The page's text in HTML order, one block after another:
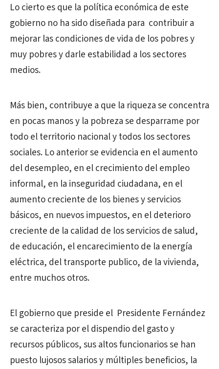
Lo cierto es que la política económica de este
gobierno no ha sido diseñada para contribuir a
mejorar las condiciones de vida de los pobres y
muy pobres y darle estabilidad a los sectores
medios.
Más bien, contribuye a que la riqueza se concentra
en pocas manos y la pobreza se desparrame por
todo el territorio nacional y todos los sectores
sociales. Lo anterior se evidencia en el aumento
del desempleo, en el crecimiento del empleo
informal, en la inseguridad ciudadana, en el
aumento creciente de los bienes y servicios
básicos, en nuevos impuestos, en el deterioro
creciente de la calidad de los servicios de salud,
de educación, el encarecimiento de la energía
eléctrica, del transporte publico, de la vivienda,
entre muchos otros.
El gobierno que preside el Presidente Fernández
se caracteriza por el dispendio del gasto y
recursos públicos, sus altos funcionarios se han
puesto lujosos salarios y múltiples beneficios, la